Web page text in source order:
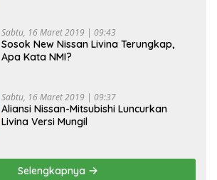
Sabtu, 16 Maret 2019 | 09:43
Sosok New Nissan Livina Terungkap,
Apa Kata NMI?
Sabtu, 16 Maret 2019 | 09:37
Aliansi Nissan-Mitsubishi Luncurkan
Livina Versi Mungil
Selengkapnya